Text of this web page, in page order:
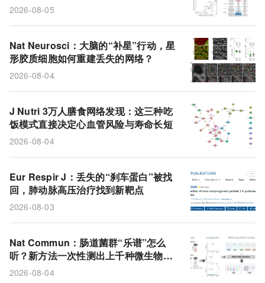
2026-08-05
Nat Neurosci：大脑的“补星”行动，星
形胶质细胞如何重建丢失的网络？
2026-08-04
J Nutri 3万人膳食网络发现：这三种吃
饭模式直接决定心血管风险与寿命长短
2026-08-04
Eur Respir J：丢失的“刹车蛋白”被找
回，肺动脉高压治疗找到新靶点
2026-08-03
Nat Commun：肠道菌群“乐谱”怎么
听？新方法一次性测出上千种微生物蛋
白
2026-08-04